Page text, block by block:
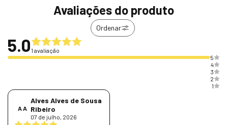
Avaliações do produto
Ordenar
5.01 avaliação
5
4
3
2
1
A A
Alves Alves de Sousa
Ribeiro
07 de julho, 2026